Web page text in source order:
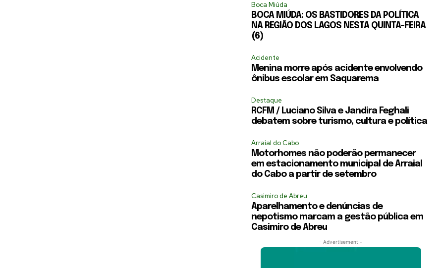
Boca Miúda
BOCA MIÚDA: OS BASTIDORES DA POLÍTICA
NA REGIÃO DOS LAGOS NESTA QUINTA-FEIRA
(6)
Acidente
Menina morre após acidente envolvendo
ônibus escolar em Saquarema
Destaque
RCFM / Luciano Silva e Jandira Feghali
debatem sobre turismo, cultura e política
Arraial do Cabo
Motorhomes não poderão permanecer
em estacionamento municipal de Arraial
do Cabo a partir de setembro
Casimiro de Abreu
Aparelhamento e denúncias de
nepotismo marcam a gestão pública em
Casimiro de Abreu
- Advertisement -